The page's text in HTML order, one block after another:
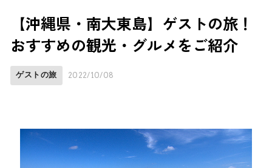
【沖縄県・南大東島】ゲストの旅！
おすすめの観光・グルメをご紹介
ゲストの旅 2022/10/08